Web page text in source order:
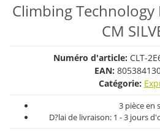
Climbing Technology
CM
Numéro d'article: CLT-
EAN:
Catégorie:
3 pièce en
D?lai de livraison: 1 - 3 jours